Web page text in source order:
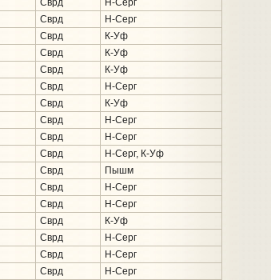
Сврд
Н-Серг
Сврд
Н-Серг
Сврд
К-Уф
Сврд
К-Уф
Сврд
К-Уф
Сврд
Н-Серг
Сврд
К-Уф
Сврд
Н-Серг
Сврд
Н-Серг
Сврд
Н-Серг, К-Уф
Сврд
Пышм
Сврд
Н-Серг
Сврд
Н-Серг
Сврд
К-Уф
Сврд
Н-Серг
Сврд
Н-Серг
Сврд Н-Серг